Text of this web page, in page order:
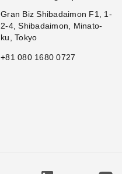
Gran Biz Shibadaimon F1, 1-
2-4, Shibadaimon, Minato-
ku, Tokyo
+81 080 1680 0727